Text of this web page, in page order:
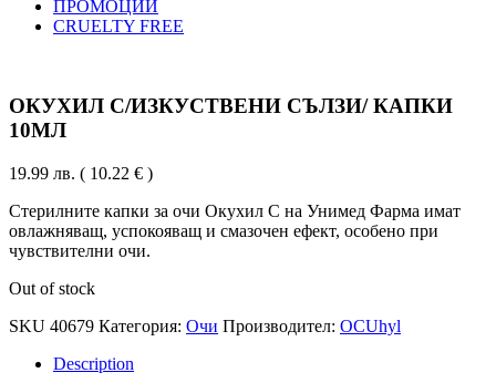
ПРОМОЦИИ
CRUELTY FREE
ОКУХИЛ С/ИЗКУСТВЕНИ СЪЛЗИ/ КАПКИ
10МЛ
19.99 лв. ( 10.22 € )
Стерилните капки за очи Окухил С на Унимед Фарма имат
овлажняващ, успокояващ и смазочен ефект, особено при
чувствителни очи.
Out of stock
SKU 40679 Категория: Очи Производител: OCUhyl
Description